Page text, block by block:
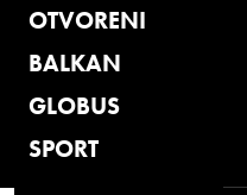
OTVORENI
BALKAN
GLOBUS
SPORT